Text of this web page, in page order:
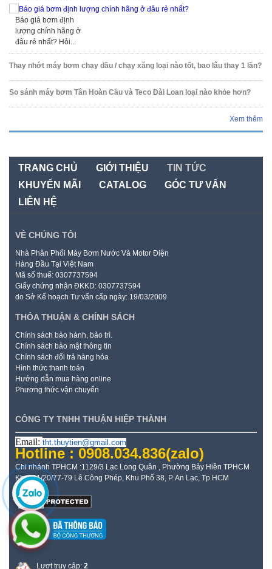
Báo giá bơm định
lượng chính hãng ở
đâu rẻ nhất? Hỏi...
Thay nhớt máy bơm chạy dầu / chạy xăng loại nào tốt, bao lâu thay 1 lần?
So sánh máy bơm Tân Hoàn Cầu và Teco Đài Loan loại nào khỏe hơn?
Xem thêm
TRANG CHỦ GIỚI THIỆU
TIN TỨC
KHUYẾN MÃI
CATALOG
GÓC TƯ VẤN
LIÊN HỆ
VỀ CHÚNG TÔI
Nhà Phân Phối Máy Bơm Nước Và Motor Điện
Hàng Đầu Tại Việt Nam
Mã số thuế: 0307737594
Giấy chứng nhận ĐKKD: 0307737594
do Sở Kế hoạch Tư vấn cấp ngày: 19/03/2009
THỎA THUẬN & CHÍNH SÁCH
Chính sách bảo hành, bảo trì.
Chính sách bảo mật thông tin
Chính sách đổi trả hàng hóa
Hình thức thanh toán
Hướng dẫn mua hàng online
Phương thức vận chuyển
CÔNG TY TNHH THUẬN HIỆP THÀNH
Email: tht.thuytien@gmail.com
Hotline : 0908.034.836(zalo)
Chi nhánh TPHCM :1129/3 Lạc Long Quân , Phường Bảy Hiền TPHCM
Kho: 21/20/77-79 Lê Công Phép, Khu Phố 38, P. An Lạc, Tp HCM
Lượt truy cập: 2